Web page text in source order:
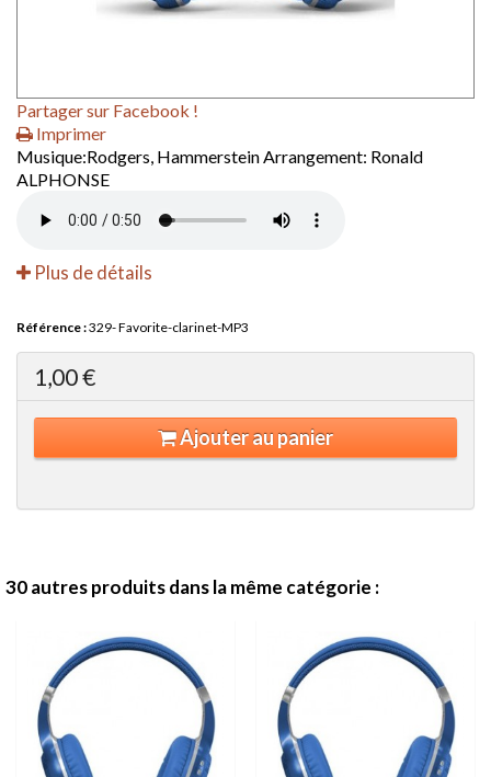
Partager sur Facebook !
Imprimer
Musique:Rodgers, Hammerstein Arrangement: Ronald
ALPHONSE
Plus de détails
Référence :329- Favorite-clarinet-MP3
1,00 €
Ajouter au panier
30 autres produits dans la même catégorie :